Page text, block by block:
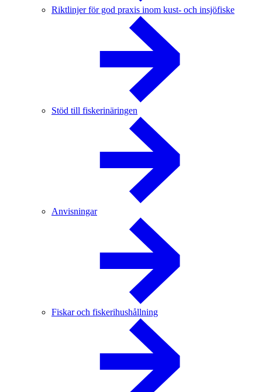
Riktlinjer för god praxis inom kust- och insjöfiske
Stöd till fiskerinäringen
Anvisningar
Fiskar och fiskerihushållning